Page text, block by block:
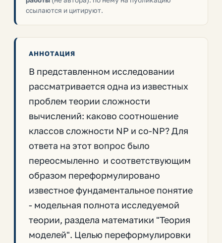
ссылаются и цитируют.
АННОТАЦИЯ
В представленном исследовании
рассматривается одна из известных
проблем теории сложности
вычислений: каково соотношение
классов сложности NP и co-NP? Для
ответа на этот вопрос было
переосмыленно и соответствующим
образом переформулировано
известное фундаментальное понятие
- модельная полнота исследуемой
теории, раздела математики "Теория
моделей". Целью переформулировки